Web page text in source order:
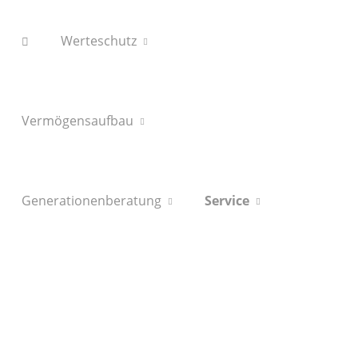
Werteschutz
Vermögensaufbau
Generationenberatung Service